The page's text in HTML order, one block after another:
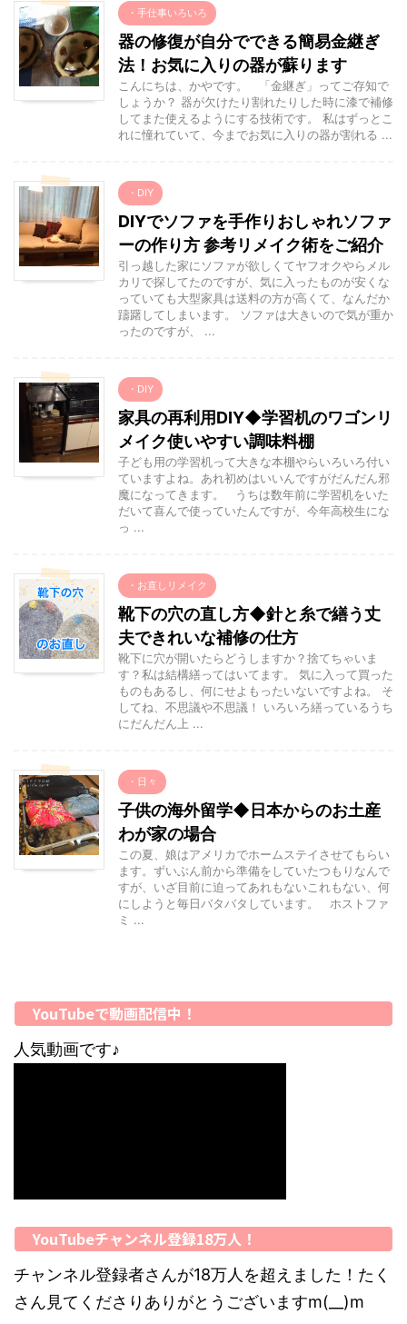
・手仕事いろいろ
器の修復が自分でできる簡易金継ぎ
法！お気に入りの器が蘇ります
こんにちは、かやです。 「金継ぎ」ってご存知で
しょうか？ 器が欠けたり割れたりした時に漆で補修
してまた使えるようにする技術です。 私はずっとこ
れに憧れていて、今までお気に入りの器が割れる ...
・DIY
DIYでソファを手作りおしゃれソファ
ーの作り方 参考リメイク術をご紹介
引っ越した家にソファが欲しくてヤフオクやらメル
カリで探してたのですが、気に入ったものが安くな
っていても大型家具は送料の方が高くて、なんだか
躊躇してしまいます。 ソファは大きいので気が重か
ったのですが、 ...
・DIY
家具の再利用DIY◆学習机のワゴンリ
メイク使いやすい調味料棚
子ども用の学習机って大きな本棚やらいろいろ付い
ていますよね。あれ初めはいいんですがだんだん邪
魔になってきます。 うちは数年前に学習机をいた
だいて喜んで使っていたんですが、今年高校生にな
っ ...
・お直しリメイク
靴下の穴の直し方◆針と糸で繕う丈
夫できれいな補修の仕方
靴下に穴が開いたらどうしますか？捨てちゃいま
す？私は結構繕ってはいてます。 気に入って買った
ものもあるし、何にせよもったいないですよね。 そ
してね、不思議や不思議！ いろいろ繕っているうち
にだんだん上 ...
・日々
子供の海外留学◆日本からのお土産
わが家の場合
この夏、娘はアメリカでホームステイさせてもらい
ます。ずいぶん前から準備をしていたつもりなんで
すが、いざ目前に迫ってあれもないこれもない、何
にしようと毎日バタバタしています。 ホストファ
ミ ...
YouTubeで動画配信中！
人気動画です♪
YouTubeチャンネル登録18万人！
チャンネル登録者さんが18万人を超えました！たく
さん見てくださりありがとうございますm(__)m